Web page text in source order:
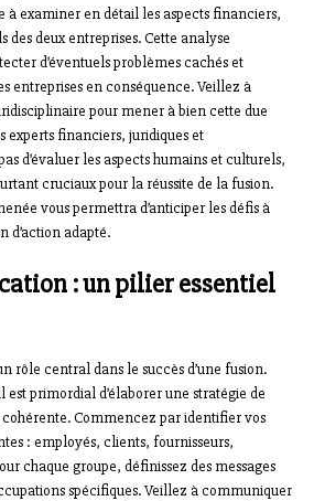
à examiner en détail les aspects financiers,
des deux entreprises. Cette analyse
d’éventuels problèmes cachés et
entreprises en conséquence. Veillez à
pour mener à bien cette due
experts financiers, juridiques et
d’évaluer les aspects humains et culturels,
cruciaux pour la réussite de la fusion.
vous permettra d’anticiper les défis à
d’action adapté.
: un pilier essentiel
rôle central dans le succès d’une fusion.
est primordial d’élaborer une stratégie de
Commencez par identifier vos
: employés, clients, fournisseurs,
chaque groupe, définissez des messages
spécifiques. Veillez à communiquer